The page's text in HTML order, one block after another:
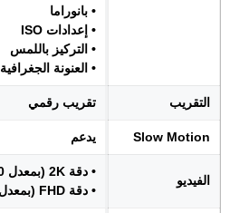
• بانوراما
• إعدادات ISO
• التركيز باللمس
• العنونة الجغرافية
التقريب تقريب رقمي
Slow Motion يدعم
الفيديو
• دقة 2K (بمعدل 30 إطار)
• دقة FHD (بمعدل 30/60 إطار)